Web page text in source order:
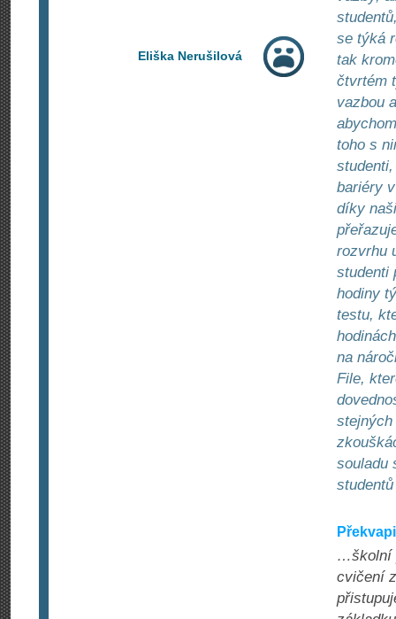
Eliška Nerušilová
se týká
tak
čtvrtém
vazbou
toho s
bariéry
díky
rozvrhu
studenti
hodiny
testu,
na
File,
stejných
souladu
…školní
cvičení